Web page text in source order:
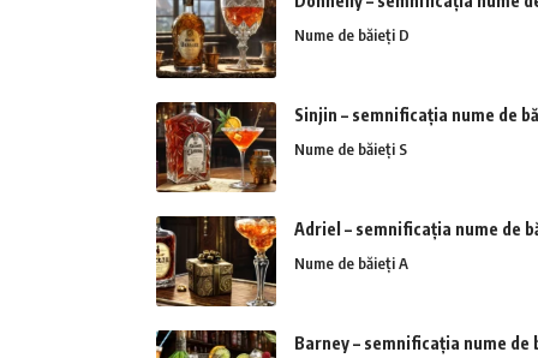
Nume de băieți D
Sinjin – semnificația nume de
Nume de băieți S
Adriel – semnificația nume de
Nume de băieți A
Barney – semnificația nume de